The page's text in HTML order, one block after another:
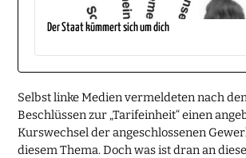
Der Staat kümmert sich um dich
Selbst linke Medien vermeldeten nach
Beschlüssen zur „Tarifeinheit“ einen
Kurswechsel der angeschlossenen
diesem Thema. Doch was ist dran an